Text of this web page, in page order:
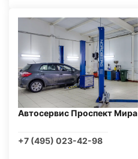
Автосервис Проспект Мира
+7 (495) 023-42-98